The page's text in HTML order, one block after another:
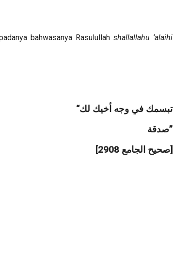
bahwasanya Rasulullah shallallahu ‘alaihi
‎ “ﺗﺒﺴﻤﻚ ﻓﻲ ﻭﺟﻪ ﺃﺧﻴﻚ ﻟﻚ
‎ﺻﺪﻗﺔ”
‎[ﺻﺤﻴﺢ ﺍﻟﺠﺎﻣﻊ 2908]